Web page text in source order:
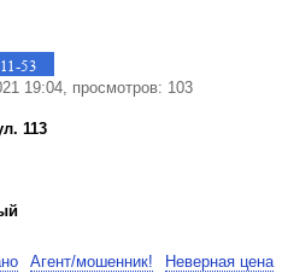
19:04, просмотров: 103
113
Агент/мошенник! Неверная цена